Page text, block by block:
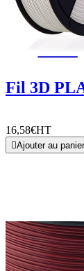
Fil 3D
16,58€HT
Ajouter au panier